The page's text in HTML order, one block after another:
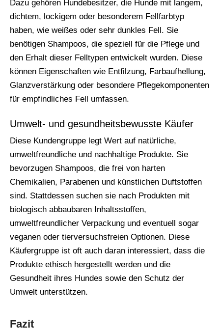
Dazu gehören Hundebesitzer, die Hunde mit langem,
dichtem, lockigem oder besonderem Fellfarbtyp
haben, wie weißes oder sehr dunkles Fell. Sie
benötigen Shampoos, die speziell für die Pflege und
den Erhalt dieser Felltypen entwickelt wurden. Diese
können Eigenschaften wie Entfilzung, Farbaufhellung,
Glanzverstärkung oder besondere Pflegekomponenten
für empfindliches Fell umfassen.
Umwelt- und gesundheitsbewusste Käufer
Diese Kundengruppe legt Wert auf natürliche,
umweltfreundliche und nachhaltige Produkte. Sie
bevorzugen Shampoos, die frei von harten
Chemikalien, Parabenen und künstlichen Duftstoffen
sind. Stattdessen suchen sie nach Produkten mit
biologisch abbaubaren Inhaltsstoffen,
umweltfreundlicher Verpackung und eventuell sogar
veganen oder tierversuchsfreien Optionen. Diese
Käufergruppe ist oft auch daran interessiert, dass die
Produkte ethisch hergestellt werden und die
Gesundheit ihres Hundes sowie den Schutz der
Umwelt unterstützen.
Fazit